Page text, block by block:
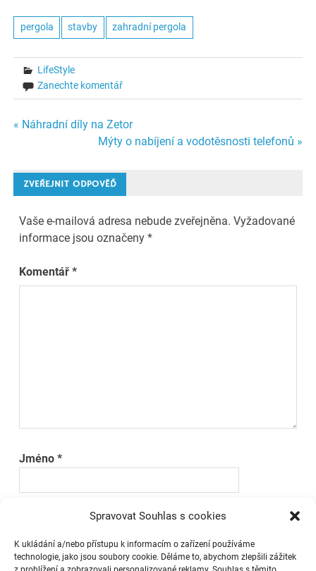
Spravovat Souhlas s cookies
K ukládání a/nebo přístupu k informacím o zařízení používáme
technologie, jako jsou soubory cookie. Děláme to, abychom zlepšili zážitek
pergola stavby zahradní pergola
LifeStyle
Zanechte komentář
Navigace
příspěvek
« Náhradní díly na Zetor
Mýty o nabíjení a vodotěsnosti telefonů »
ZVEŘEJNIT ODPOVĚĎ
Vaše e-mailová adresa nebude zveřejněna. Vyžadované
informace jsou označeny*
Komentář*
Jméno*